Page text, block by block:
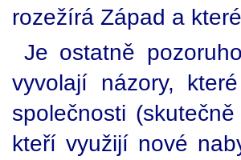
rozežírá Západ a
Je ostatně
vyvolají názory,
společnosti
kteří využijí nové